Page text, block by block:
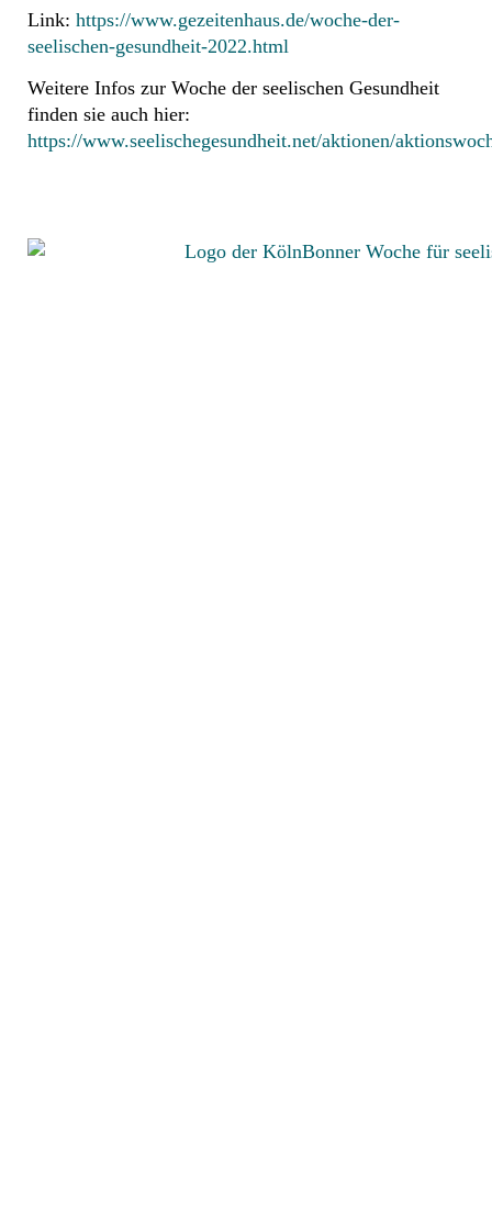
Link: https://www.gezeitenhaus.de/woche-der-
seelischen-gesundheit-2022.html
Weitere Infos zur Woche der seelischen Gesundheit
finden sie auch hier:
https://www.seelischegesundheit.net/aktionen/